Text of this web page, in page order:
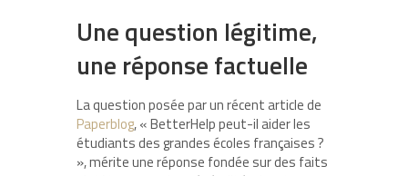
Une question légitime,
une réponse factuelle
La question posée par un récent article de
Paperblog, « BetterHelp peut-il aider les
étudiants des grandes écoles françaises ?
», mérite une réponse fondée sur des faits